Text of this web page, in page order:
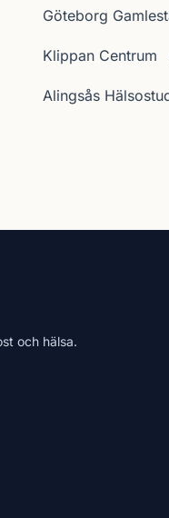
Göteborg
Klippan Centrum
Alingsås
och hälsa.